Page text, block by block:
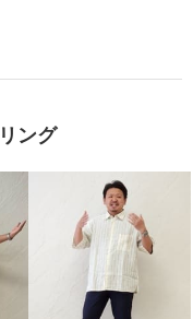
ング